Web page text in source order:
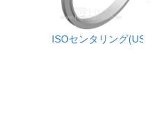
ISOセンタリング(USA)